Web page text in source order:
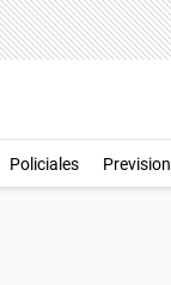
Policiales